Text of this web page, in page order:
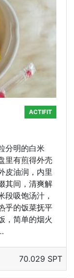
ACTIFIT
分明的白米
里有煎得外壳
皮油润，内里
其间，清爽解
段吸饱汤汁，
乎的饭菜抚平
，简单的烟火
70.029 SPT